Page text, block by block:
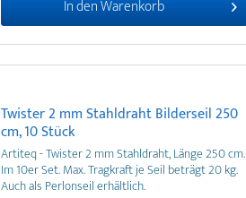
In denWarenkorb
Twister 2 mm Stahldraht Bilderseil 250
cm, 10 Stück
Artiteq - Twister 2 mm Stahldraht, Länge 250 cm.
Im 10er Set. Max. Tragkraft je Seil beträgt 20 kg.
Auch als Perlonseil erhältlich.